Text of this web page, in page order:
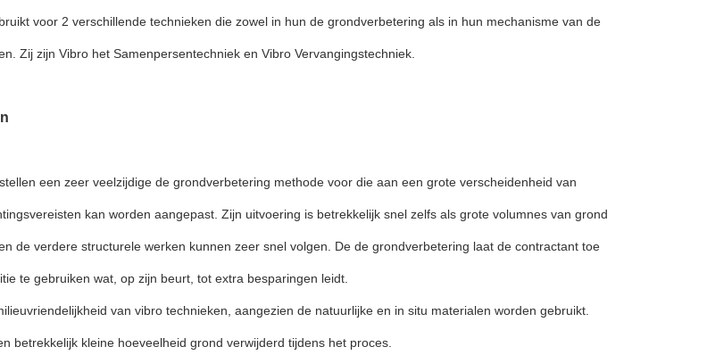
voor 2 verschillende technieken die zowel in hun de grondverbetering als in hun mechanisme van de
Zij zijn Vibro het Samenpersentechniek en Vibro Vervangingstechniek.
een zeer veelzijdige de grondverbetering methode voor die aan een grote verscheidenheid van
kan worden aangepast. Zijn uitvoering is betrekkelijk snel zelfs als grote volumnes van grond
de verdere structurele werken kunnen zeer snel volgen. De de grondverbetering laat de contractant toe
te gebruiken wat, op zijn beurt, tot extra besparingen leidt.
van vibro technieken, aangezien de natuurlijke en in situ materialen worden gebruikt.
betrekkelijk kleine hoeveelheid grond verwijderd tijdens het proces.